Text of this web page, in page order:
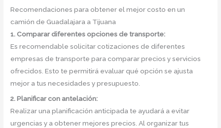
Recomendaciones para obtener el mejor costo en un
camión de Guadalajara a Tijuana
1. Comparar diferentes opciones de transporte:
Es recomendable solicitar cotizaciones de diferentes
empresas de transporte para comparar precios y servicios
ofrecidos. Esto te permitirá evaluar qué opción se ajusta
mejor a tus necesidades y presupuesto.
2. Planificar con antelación:
Realizar una planificación anticipada te ayudará a evitar
urgencias y a obtener mejores precios. Al organizar tus